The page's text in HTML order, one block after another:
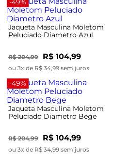
Jaqueta Masculina Moletom
Peluciado Diametro Azul
R$ 204,99 R$ 104,99
ou 3x de R$ 34,99 sem juros
-49%
Jaqueta Masculina Moletom
Peluciado Diametro Bege
R$ 204,99 R$ 104,99
ou 3x de R$ 34,99 sem juros